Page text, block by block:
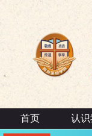
首页 认